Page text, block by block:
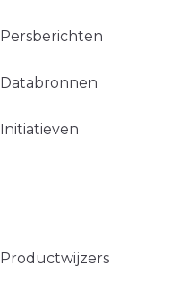
Persberichten
Databronnen
Initiatieven
Productwijzers